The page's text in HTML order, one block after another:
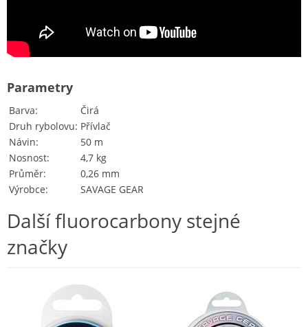
Barva
Čirá
Druh rybolovu Přívlač
Návin
50 m
Nosnost
4,7 kg
Průměr
0,26 mm
Výrobce
SAVAGE GEAR
Parametry
Další fluorocarbony stejné
značky